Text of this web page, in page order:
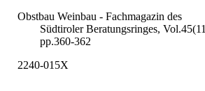
Obstbau Weinbau - Fachmagazin des
Südtiroler Beratungsringes,
pp.360-362
2240-015X